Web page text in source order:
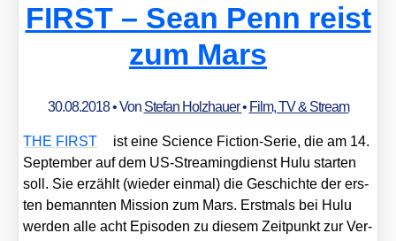
FIRST – Sean Penn reist
zum Mars
30.08.2018• Von Stefan Holzhauer• Film, TV & Stream
THE FIRST
ist eine Sci­ence Fic­tion-Serie, die am 14.
Sep­tem­ber auf dem US-Strea­ming­dienst Hulu star­ten
soll. Sie erzählt (wie­der ein­mal) die Geschich­te der ers­
ten bemann­ten Mis­si­on zum Mars. Erst­mals bei Hulu
wer­den alle acht Epi­so­den zu die­sem Zeit­punkt zur Ver­